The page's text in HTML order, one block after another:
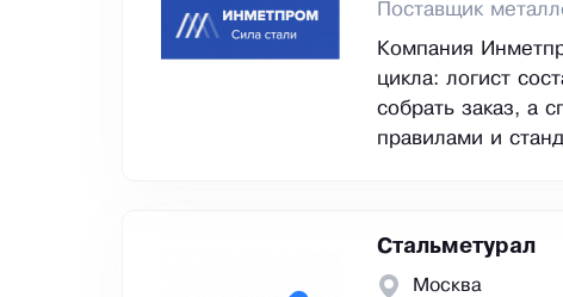
Поставщик
Компания
цикла: логист
собрать заказ, а
правилами и
Стальметурал
Москва